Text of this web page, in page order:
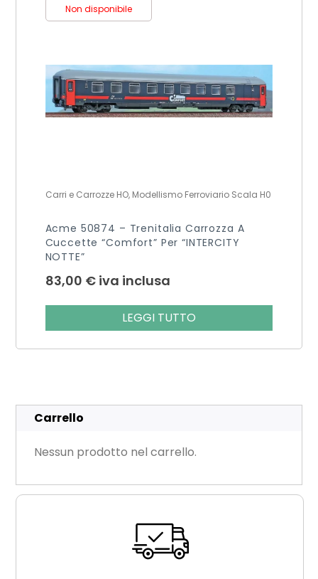
Non disponibile
Carri e Carrozze HO, Modellismo Ferroviario Scala H0
Acme 50874 – Trenitalia Carrozza A
Cuccette “Comfort” Per “INTERCITY
NOTTE”
83,00 € iva inclusa
LEGGI TUTTO
Carrello
Nessun prodotto nel carrello.